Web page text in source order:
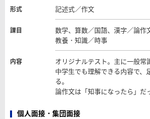
形式 記述式／作文
課目
数学、算数／国語、漢字／論作
教養・知識／時事
内容
オリジナルテスト。主に一般常
中学生でも理解できる内容で、
る。
論作文は「知事になったら」だ
個人面接・集団面接